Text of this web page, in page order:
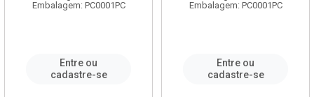
Embalagem: PC0001PC
Entre ou
cadastre-se
Embalagem: PC0001PC
Entre ou
cadastre-se